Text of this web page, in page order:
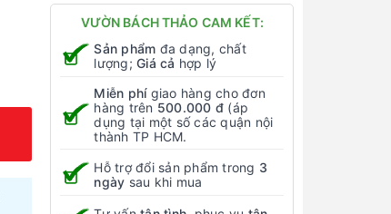
VƯỜN BÁCH THẢO CAM KẾT:
Sản phẩm đa dạng, chất
lượng;Giá cả hợp lý
Miễn phígiao hàng cho đơn
hàng trên 500.000 đ (áp
dụng tại một số các quận nội
thành TP HCM.
Hỗ trợ đổi sản phẩm trong 3
ngày sau khi mua